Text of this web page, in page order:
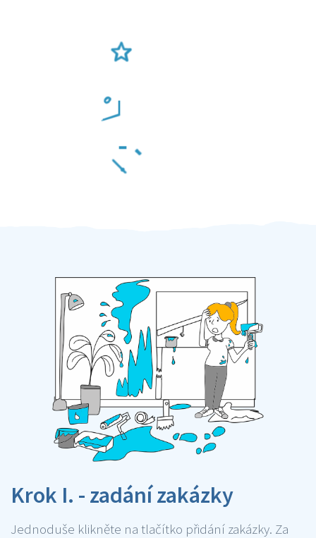
Krok I. - zadání zakázky
Jednoduše klikněte na tlačítko přidání zakázky. Za